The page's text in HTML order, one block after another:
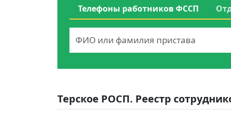
Телефоны работников ФССП
Терское РОСП. Реестр